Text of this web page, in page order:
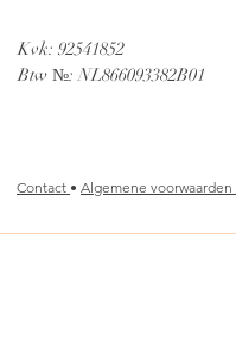
Kvk: 92541852
Btw №: NL866093382B01
Contact • Algemene voorwaarden